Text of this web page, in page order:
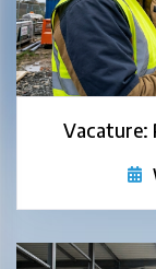
Vacature: